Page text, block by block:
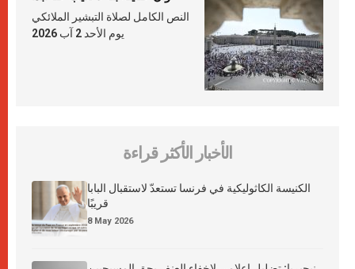
النص الكامل لصلاة التبشير الملائكي
يوم الأحد 2 آب 2026
الأخبار الأكثر قراءة
الكنيسة الكاثوليكية في فرنسا تستعدّ لاستقبال البابا
قريبًا
8 May 2026